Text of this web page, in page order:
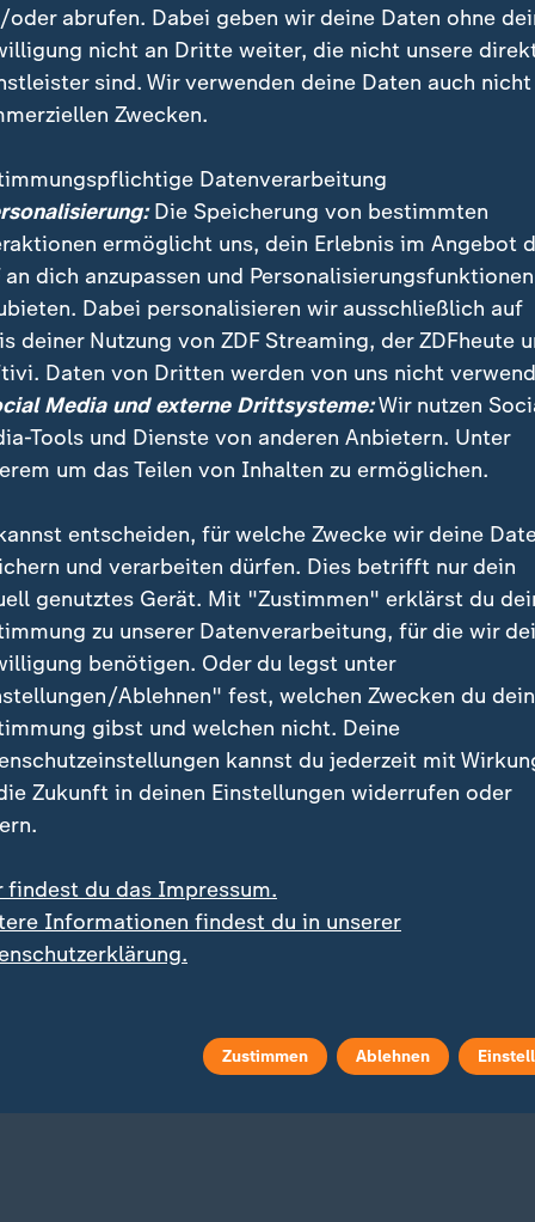
| heute
Haft nach
1:33
Nachrichten | heute
"Neue Risiken für die
Konjunktur"
Video 1:02
Richterwahl am Bundesverfassungsgericht :
danach: Kampagnen
verurteilt
oder abrufen. Dabei geben wir deine Daten ohne
nicht an Dritte weiter, die nicht unsere
sind. Wir verwenden deine Daten auch nicht
Zwecken.
Datenverarbeitung
Die Speicherung von bestimmten
ermöglicht uns, dein Erlebnis im Angebot
an dich anzupassen und Personalisierungsfunktionen
Dabei personalisieren wir ausschließlich auf
deiner Nutzung von ZDF Streaming, der ZDFheute
Daten von Dritten werden von uns nicht
Media und externe Drittsysteme:Wir nutzen
Tools und Dienste von anderen Anbietern. Unter
um das Teilen von Inhalten zu ermöglichen.
entscheiden, für welche Zwecke wir deine
und verarbeiten dürfen. Dies betrifft nur dein
genutztes Gerät. Mit "Zustimmen" erklärst du
zu unserer Datenverarbeitung, für die wir
benötigen. Oder du legst unter
Ablehnen" fest, welchen Zwecken du
gibst und welchen nicht. Deine
kannst du jederzeit mit
Zukunft in deinen Einstellungen widerrufen oder
findest du das Impressum.
Informationen findest du in unserer
Zustimmen Ablehnen